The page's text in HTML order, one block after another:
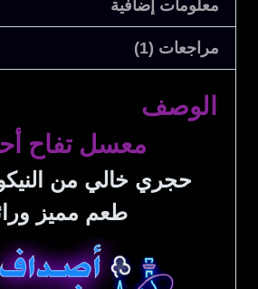
معلومات إضافية
مراجعات (1)
الوصف
معسل تفاح
حجري خالي من
طعم مميز